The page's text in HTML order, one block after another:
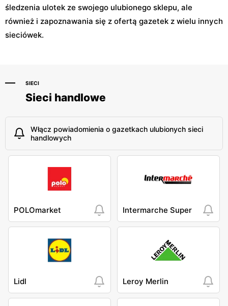
śledzenia ulotek ze swojego ulubionego sklepu, ale
również i zapoznawania się z ofertą gazetek z wielu innych
sieciówek.
SIECI
Sieci handlowe
Włącz powiadomienia o gazetkach ulubionych sieci
handlowych
POLOmarket Intermarche Super
Lidl Leroy Merlin